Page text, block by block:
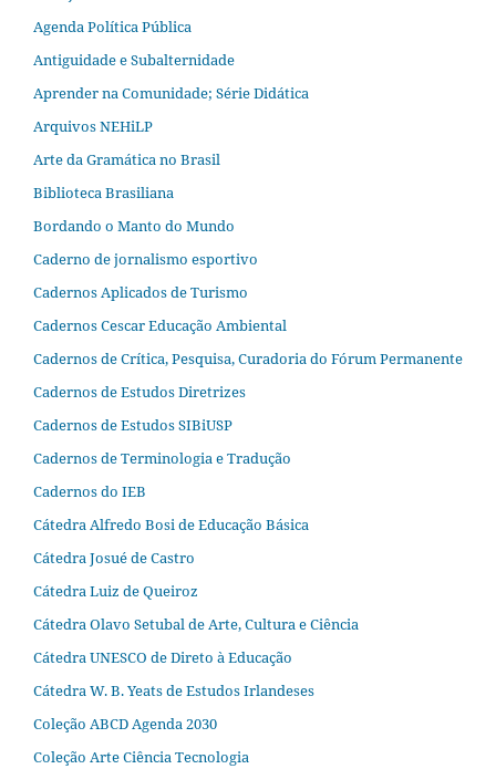
Agenda Política Pública
Antiguidade e Subalternidade
Aprender na Comunidade; Série Didática
Arquivos NEHiLP
Arte da Gramática no Brasil
Biblioteca Brasiliana
Bordando o Manto do Mundo
Caderno de jornalismo esportivo
Cadernos Aplicados de Turismo
Cadernos Cescar Educação Ambiental
Cadernos de Crítica, Pesquisa, Curadoria do Fórum Permanente
Cadernos de Estudos Diretrizes
Cadernos de Estudos SIBiUSP
Cadernos de Terminologia e Tradução
Cadernos do IEB
Cátedra Alfredo Bosi de Educação Básica
Cátedra Josué de Castro
Cátedra Luiz de Queiroz
Cátedra Olavo Setubal de Arte, Cultura e Ciência
Cátedra UNESCO de Direto à Educação
Cátedra W. B. Yeats de Estudos Irlandeses
Coleção ABCD Agenda 2030
Coleção Arte Ciência Tecnologia